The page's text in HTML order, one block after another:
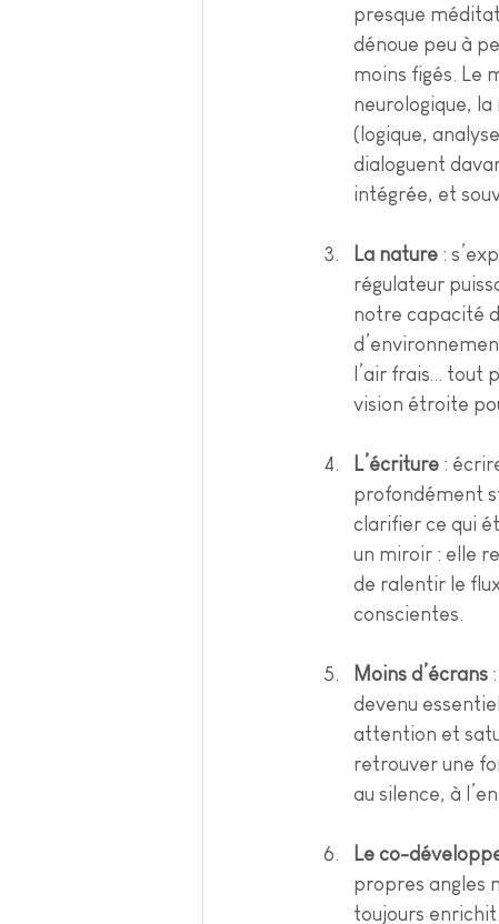
presque
dénoue peu à
moins figés. Le
neurologique,
(logique,
dialoguent
intégrée, et
La nature :
régulateur
notre capacité
l’air frais… tout
vision étroite
L’écriture :
profondément
clarifier ce qui
un miroir : elle
de ralentir le
conscientes.
Moins d’écrans
devenu
attention et
retrouver une
au silence, à
Le co-
propres angles
toujours